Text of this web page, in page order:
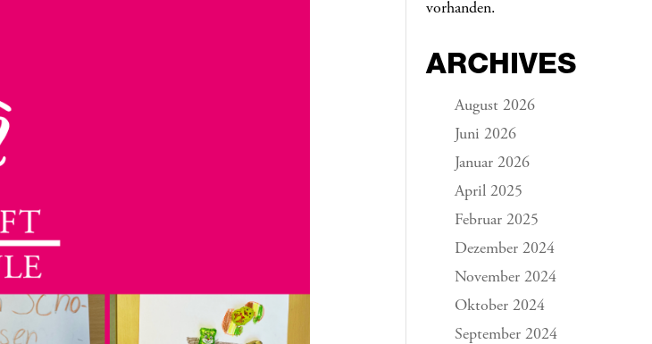
vorhanden.
ARCHIVES
August 2026
Juni 2026
Januar 2026
April 2025
Februar 2025
Dezember 2024
November 2024
Oktober 2024
September 2024